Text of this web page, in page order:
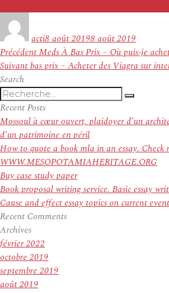
actile
8 août 20198 août 2019
Navigation
de
l’article
PrécédentArticle
précédent :
Meds À Bas Prix – Où puis-je
SuivantArticle
bas prix – Acheter des Viagra sur
Search
Recherche
pour
:
Recent Posts
Mossoul à cœur ouvert, plaidoyer d’un
d’un patrimoine en péril
How to quote a book mla in an essay.
WWW.MESOPOTAMIAHERITAGE.ORG
Buy case study paper
Book proposal writing service. Basic essay
Cause and effect essay topics on current
Recent Comments
Archives
février 2022
octobre 2019
septembre 2019
août 2019